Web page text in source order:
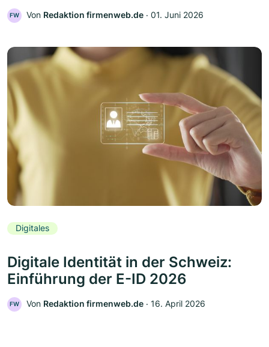
FW Von Redaktion firmenweb.de ‧ 01. Juni 2026
Digitales
Digitale Identität in der Schweiz:
Einführung der E-ID 2026
FW Von Redaktion firmenweb.de ‧ 16. April 2026